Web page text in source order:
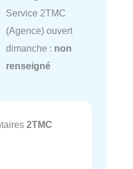
Service 2TMC
(Agence) ouvert
dimanche : non
renseigné
2TMC